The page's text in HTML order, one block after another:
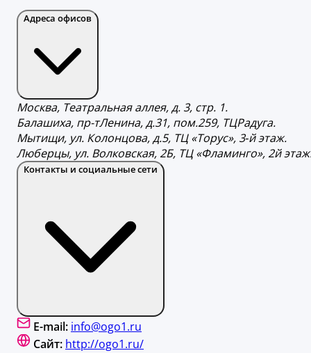
Адреса офисов
Москва, Театральная аллея, д. 3, стр. 1.
Балашиха, пр-тЛенина, д.31, пом.259, ТЦРадуга.
Мытищи, ул. Колонцова, д.5, ТЦ «Торус», 3‐й этаж.
Люберцы, ул. Волковская, 2Б, ТЦ «Фламинго», 2й
Контакты и социальные сети
E-mail: info@ogo1.ru
Сайт: http://ogo1.ru/